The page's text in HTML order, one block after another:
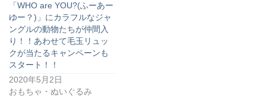
「WHO are YOU?(ふーあー
ゆー？)」にカラフルなジャ
ングルの動物たちが仲間入
り！！あわせて毛玉リュッ
クが当たるキャンペーンも
スタート！！
2020年5月2日
おもちゃ・ぬいぐるみ